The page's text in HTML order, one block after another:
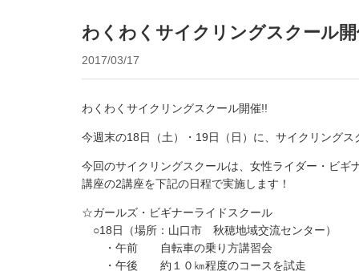
わくわくサイクリングスクール
2017/03/17
わくわくサイクリングスクール開催!!
今週末の18日（土）・19日（日）に、サイクリングス
今回のサイクリングスクールは、女性ライダー・ビ
講座の2講座を下記の日程で実施します！
☆ガールズ・ビギナーライドスクール
○18日（場所：山口市 秋穂地域交流センター）
・午前 自転車の乗り方講習会
・午後 約１０㎞程度のコースを試走